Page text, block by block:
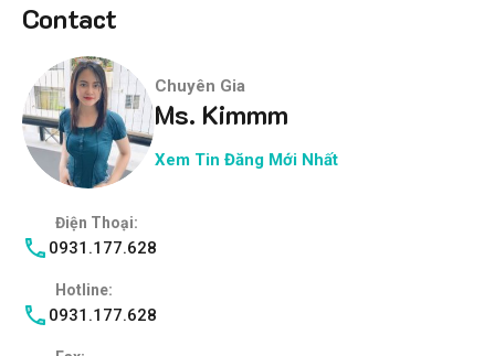
Contact
Chuyên Gia
Ms. Kimmm
Xem Tin Đăng Mới Nhất
Điện Thoại:
0931.177.628
Hotline:
0931.177.628